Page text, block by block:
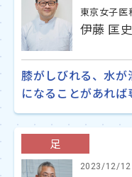
東京女子医
伊藤 匡
膝がしびれる、水
になることがあれ
足
2023/12/12